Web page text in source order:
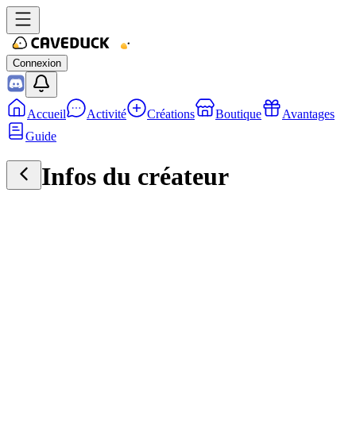
Connexion
Accueil Activité Créations Boutique
Avantages
Guide
Infos du créateur